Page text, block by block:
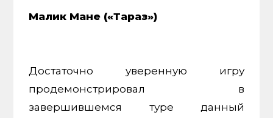
Малик Мане («Тараз»)
Достаточно уверенную игру
продемонстрировал в
завершившемся туре данный